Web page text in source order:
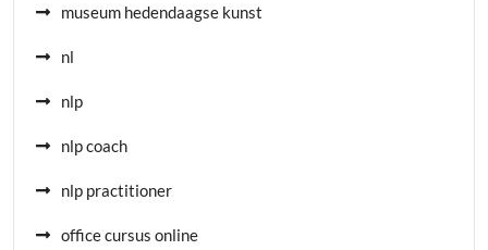
museum hedendaagse kunst
nl
nlp
nlp coach
nlp practitioner
office cursus online